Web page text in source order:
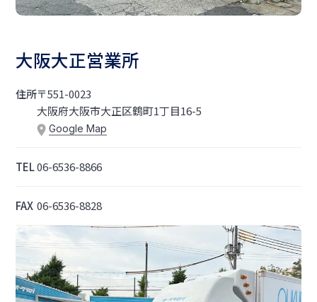
大阪大正営業所
住所〒551-0023
大阪府大阪市大正区鶴町1丁目16-5
Google Map
TEL06-6536-8866
FAX 06-6536-8828